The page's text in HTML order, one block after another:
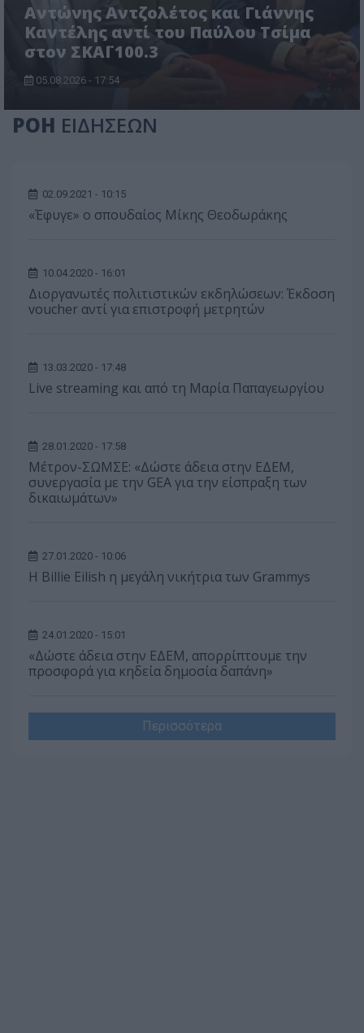
Αντώνης Αντζολέτος και Γιάννης
Καντέλης αντί του Παύλου Τσίμα
στον ΣΚΑΪ 100.3
05.08.2026 - 17:54
ΡΟΗ ΕΙΔΗΣΕΩΝ
02.09.2021 - 10:15
«Έφυγε» ο σπουδαίος Μίκης Θεοδωράκης
10.04.2020 - 16:01
Διοργανωτές πολιτιστικών εκδηλώσεων: Έκδοση
voucher αντί για επιστροφή μετρητών
13.03.2020 - 17:48
Live streaming και από τη Μαρία Παπαγεωργίου
28.01.2020 - 17:58
Μέτρον-ΣΩΜΣΕ: «Δώστε άδεια στην ΕΔΕΜ,
συνεργασία με την GEA για την είσπραξη των
δικαιωμάτων»
27.01.2020 - 10:06
Η Billie Eilish η μεγάλη νικήτρια των Grammys
24.01.2020 - 15:01
«Δώστε άδεια στην ΕΔΕΜ, απορρίπτουμε την
προσφορά για κηδεία δημοσία δαπάνη»
Περισσότερα